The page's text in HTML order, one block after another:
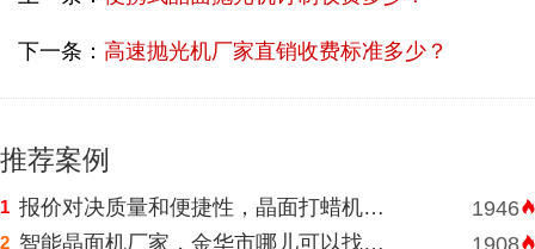
下一条： 高速抛光机厂家直销收费标准多少？
推荐案例
1 报价对决质量和便捷性，晶面打蜡机河南挑选需明智判断 1946
2 智能晶面机厂家，金华市哪儿可以找到价格表合理水磨石晶面机？